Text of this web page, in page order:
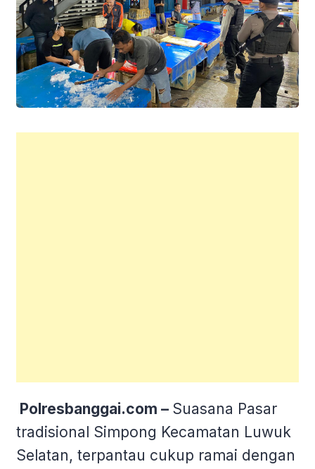
Polresbanggai.com – Suasana Pasar
tradisional Simpong Kecamatan Luwuk
Selatan, terpantau cukup ramai dengan